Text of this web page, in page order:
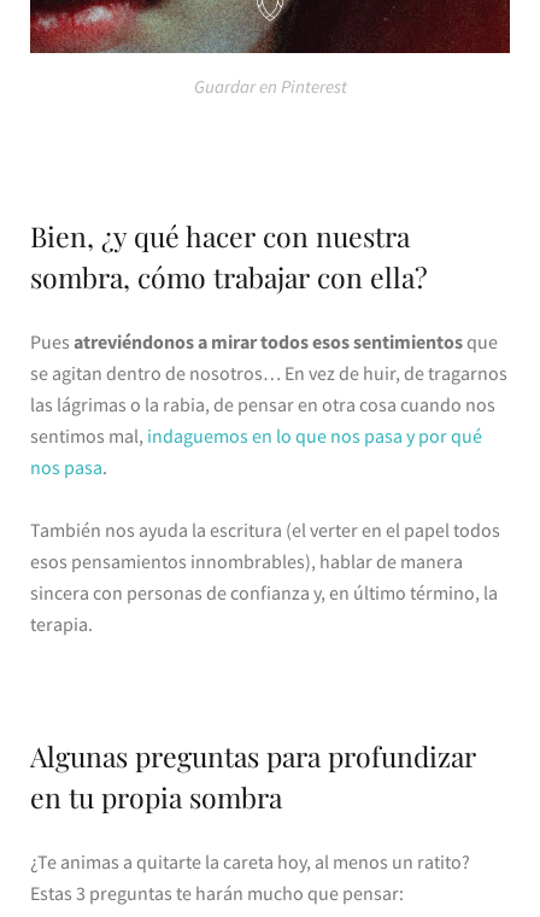
Guardar en Pinterest
Bien, ¿y qué hacer con nuestra
sombra, cómo trabajar con ella?
Pues atreviéndonos a mirar todos esos sentimientosque
se agitan dentro de nosotros… En vez de huir, de tragarnos
las lágrimas o la rabia, de pensar en otra cosa cuando nos
sentimos mal, indaguemos en lo que nos pasa y por qué
nos pasa.
También nos ayuda la escritura (el verter en el papel todos
esos pensamientos innombrables), hablar de manera
sincera con personas de confianza y, en último término, la
terapia.
Algunas preguntas para profundizar
en tu propia sombra
¿Te animas a quitarte la careta hoy, al menos un ratito?
Estas 3 preguntas te harán mucho que pensar: